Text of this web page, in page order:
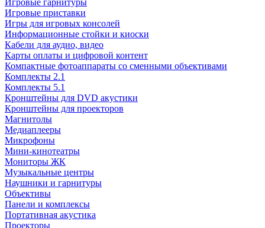
Игровые гарнитуры
Игровые приставки
Игры для игровых консолей
Информационные стойки и киоски
Кабели для аудио, видео
Карты оплаты и цифровой контент
Компактные фотоаппараты со сменными объективами
Комплекты 2.1
Комплекты 5.1
Кронштейны для DVD акустики
Кронштейны для проекторов
Магнитолы
Медиаплееры
Микрофоны
Мини-кинотеатры
Мониторы ЖК
Музыкальные центры
Наушники и гарнитуры
Объективы
Панели и комплексы
Портативная акустика
Проекторы